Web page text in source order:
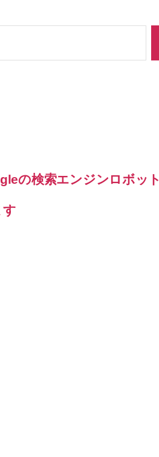
の検索エンジンロボット
す